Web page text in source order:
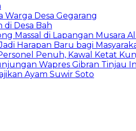
Desa Gegarang
di Desa Bah
Massal di Lapangan Musara
Harapan Baru bagi
Penuh, Kawal Ketat
Wapres Gibran Tinjau
Ayam Suwir Soto